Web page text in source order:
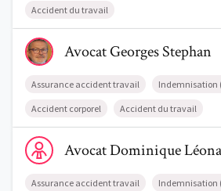
Blog
Qui sommes-nous
Une start-up 100%
Accident du travail
Voir le profil de AvocatGeorges Stephan
AvocatGeorgesStephan
Assurance accident travail Indemnisation
Accident corporel Accident du travail
Voir le profil de AvocatDominique
AvocatDominique
Assurance accident travail Indemnisation